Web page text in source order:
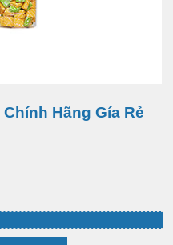
Hãng Gía Rẻ